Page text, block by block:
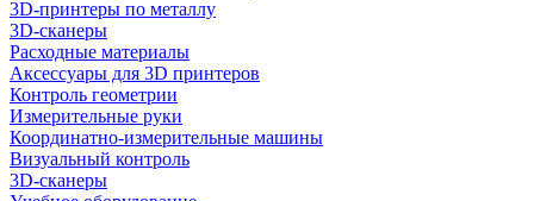
3D-принтеры по металлу
3D-сканеры
Расходные материалы
Аксессуары для 3D принтеров
Контроль геометрии
Измерительные руки
Координатно-измерительные машины
Визуальный контроль
3D-сканеры